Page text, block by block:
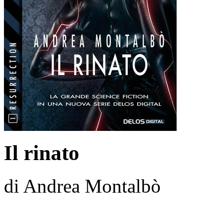
Il rinato
di Andrea Montalbò